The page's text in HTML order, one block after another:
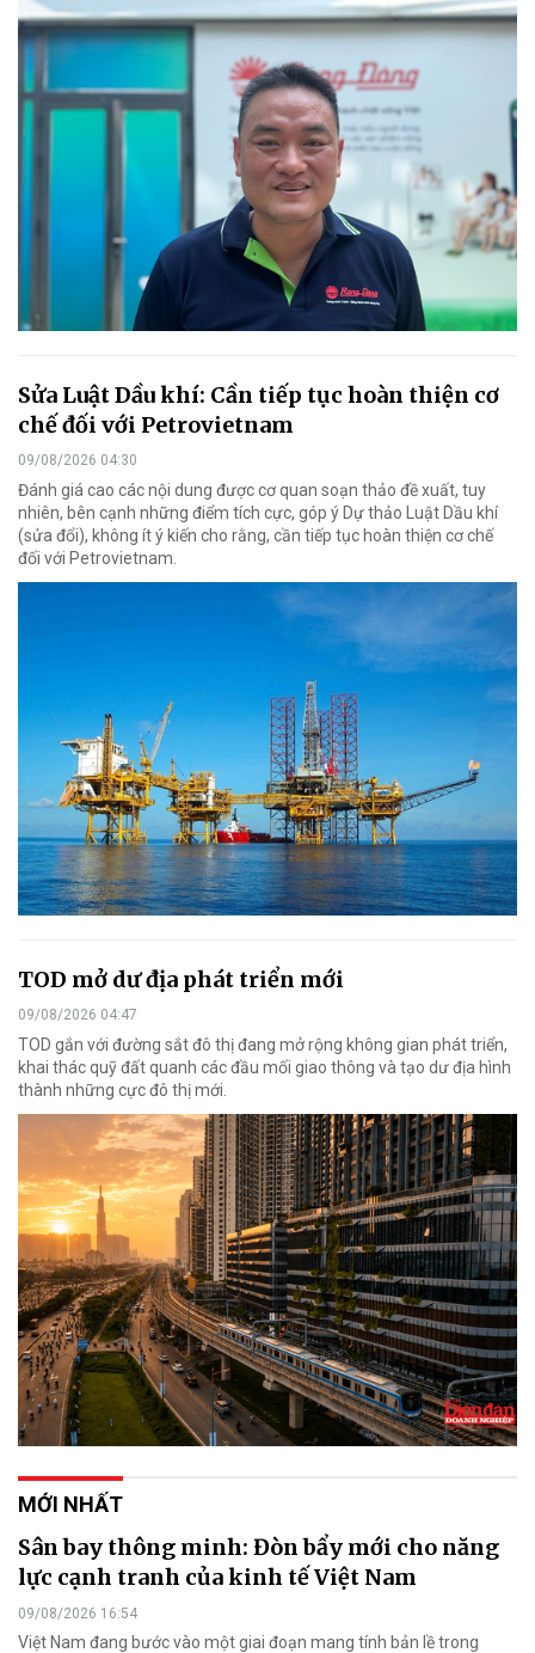
Sửa Luật Dầu khí: Cần tiếp tục hoàn thiện cơ
chế đối với Petrovietnam
09/08/2026 04:30
Đánh giá cao các nội dung được cơ quan soạn thảo đề xuất, tuy
nhiên, bên cạnh những điểm tích cực, góp ý Dự thảo Luật Dầu khí
(sửa đổi), không ít ý kiến cho rằng, cần tiếp tục hoàn thiện cơ chế
đối với Petrovietnam.
TOD mở dư địa phát triển mới
09/08/2026 04:47
TOD gắn với đường sắt đô thị đang mở rộng không gian phát triển,
khai thác quỹ đất quanh các đầu mối giao thông và tạo dư địa hình
thành những cực đô thị mới.
MỚI NHẤT
Sân bay thông minh: Đòn bẩy mới cho năng
lực cạnh tranh của kinh tế Việt Nam
09/08/2026 16:54
Việt Nam đang bước vào một giai đoạn mang tính bản lề trong